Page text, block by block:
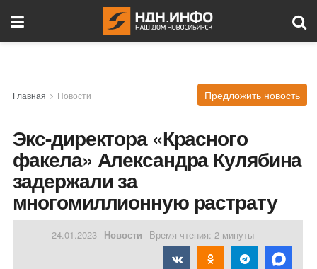
Главная Новости Предложить новость
Экс-директора «Красного
факела» Александра Кулябина
задержали за
многомиллионную растрату
24.01.2023 Новости Время чтения: 2 минуты